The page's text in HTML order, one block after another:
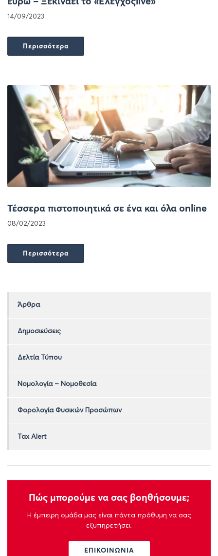
14/09/2023
Περισσότερα
Τέσσερα πιστοποιητικά σε ένα και όλα online
08/02/2023
Περισσότερα
Άρθρα
Δημοσιεύσεις
Δελτία Τύπου
Νομολογία – Νομοθεσία
Φορολογία Φυσικών Προσώπων
Tax Alert
Πώς μπορούμε να σας βοηθήσουμε;
Η έμπειρη ομάδα μας είναι πάντα πρόθυμη να σας
εξυπηρετήσει.
ΕΠΙΚΟΙΝΩΝΙΑ